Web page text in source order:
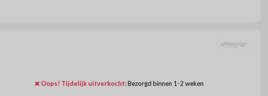
Oops! Tijdelijk uitverkocht: Bezorgd binnen 1-2 weken